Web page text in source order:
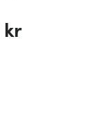
kr